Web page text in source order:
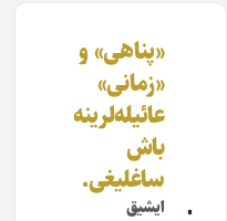
«پناهی» و
«زمانی»
عائیله‌لرینه
باش
ساغلیغی.
ایشیق